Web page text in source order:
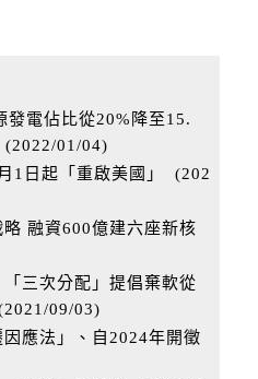
發電佔比從20%降至15.
(2022/01/04)
1日起「重啟美國」
(202
融資600億建六座新核
三次分配」提倡棄軟從
2021/09/03)
應法」、自2024年開徵